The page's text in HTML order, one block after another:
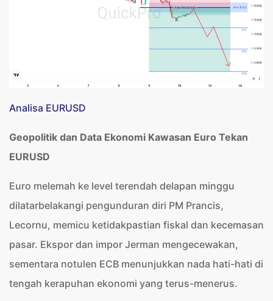
Analisa EURUSD
Geopolitik dan Data Ekonomi Kawasan Euro Tekan
EURUSD
Euro melemah ke level terendah delapan minggu
dilatarbelakangi pengunduran diri PM Prancis,
Lecornu, memicu ketidakpastian fiskal dan kecemasan
pasar. Ekspor dan impor Jerman mengecewakan,
sementara notulen ECB menunjukkan nada hati-hati di
tengah kerapuhan ekonomi yang terus-menerus.